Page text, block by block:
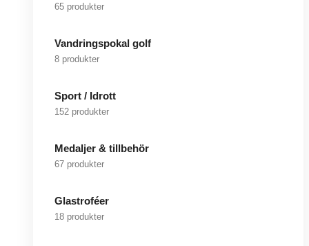
65 produkter
Vandringspokal golf
8 produkter
Sport / Idrott
152 produkter
Medaljer & tillbehör
67 produkter
Glastroféer
18 produkter